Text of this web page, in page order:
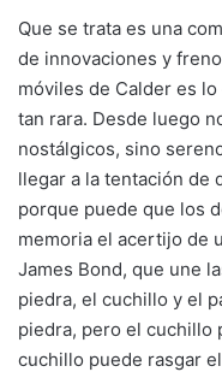
Que se trata es una
de innovaciones y
móviles de Calder es lo
tan rara. Desde luego
nostálgicos, sino
llegar a la tentación de
porque puede que los
memoria el acertijo de
James Bond, que une
piedra, el cuchillo y el
piedra, pero el cuchillo
cuchillo puede rasgar